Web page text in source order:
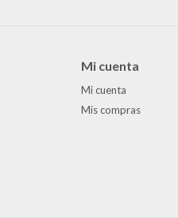
Mi cuenta
Mi cuenta
Mis compras